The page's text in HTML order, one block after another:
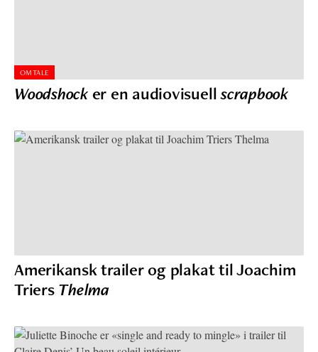
OMTALE
Woodshocker en audiovisuellscrapbook
Amerikansk trailer og plakat til Joachim
TriersThelma